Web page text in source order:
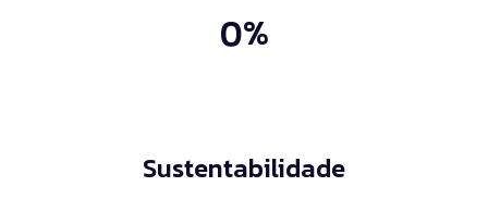
0%
Sustentabilidade